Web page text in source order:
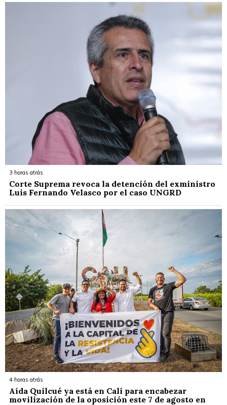
3 horas atrás
Corte Suprema revoca la detención del exministro
Luis Fernando Velasco por el caso UNGRD
4 horas atrás
Aída Quilcué ya está en Cali para encabezar
movilización de la oposición este 7 de agosto en